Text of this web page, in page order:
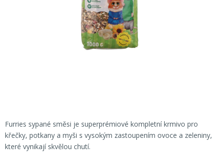
Furries sypané směsi je superprémiové kompletní krmivo pro
křečky, potkany a myši s vysokým zastoupením ovoce a zeleniny,
které vynikají skvělou chutí.